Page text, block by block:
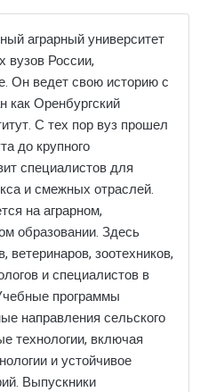
аграрный университет
вузов России,
Он ведет свою историю с
как Оренбургский
С тех пор вуз прошел
до крупного
специалистов для
и смежных отраслей.
на аграрном,
образовании. Здесь
зоотехников,
и специалистов в
программы
направления сельского
технологии, включая
и устойчивое
Выпускники